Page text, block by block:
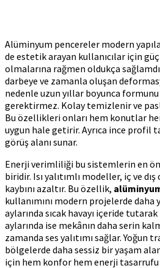
Alüminyum pencereler modern
de estetik arayan kullanıcılar için
olmalarına rağmen oldukça
darbeye ve zamanla oluşan
nedenle uzun yıllar boyunca
gerektirmez. Kolay temizlenir ve
Bu özellikleri onları hem konutlar
uygun hale getirir. Ayrıca ince profil
görüş alanı sunar.
Enerji verimliliği bu sistemlerin en
biridir. Isı yalıtımlı modeller, iç ve dış
kaybını azaltır. Bu özellik,
kullanımını modern projelerde daha
aylarında sıcak havayı içeride tutarak
aylarında ise mekânın daha serin
zamanda ses yalıtımı sağlar. Yoğun
bölgelerde daha sessiz bir yaşam
için hem konfor hem enerji tasarrufu